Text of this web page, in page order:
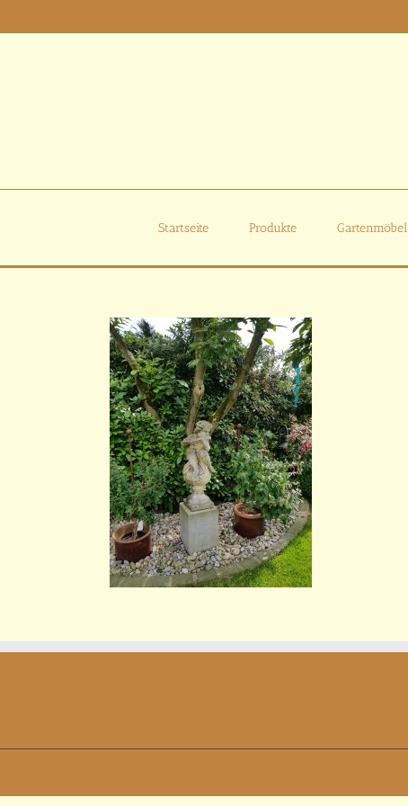
Inhalt
Startseite Produkte Gartenmöbel